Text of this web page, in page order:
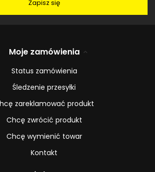
Zapisz się
Moje zamówienia
Status zamówienia
Śledzenie przesyłki
zareklamować produkt
Chcę zwrócić produkt
Chcę wymienić towar
Kontakt